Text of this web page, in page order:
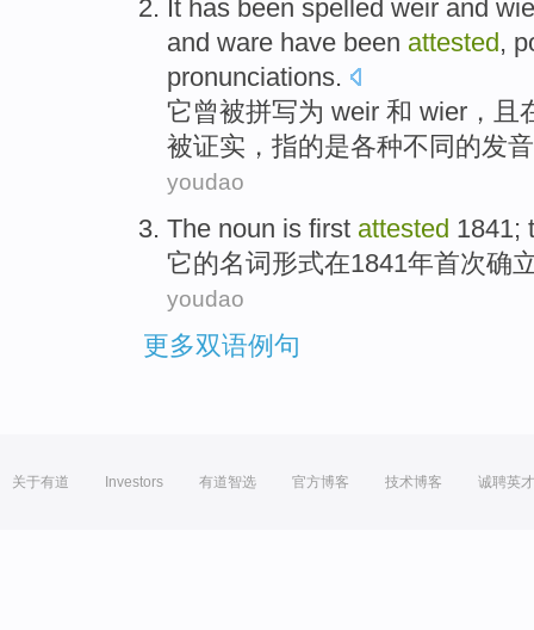
It has been spelled weir and
and ware have been attested ,
pronunciations.
它曾被拼写为 weir 和 wier ，且
被证实 ， 指的是各种不同 的发音
youdao
The noun is first attested 1841;
它的名词形式在1841年首次确
youdao
更多双语例句
关于有道 Investors 有道智选 官方博客 技术博客 诚聘英才